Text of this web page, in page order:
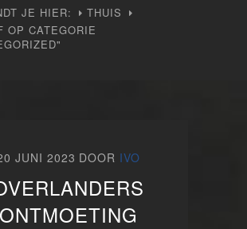
JE HIER:
THUIS
OP CATEGORIE
JUNI 2023 DOOR IVO
ONTMOETING